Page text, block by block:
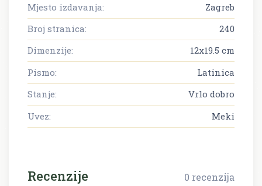
Mjesto izdavanja:
Zagreb
Broj stranica:
240
Dimenzije:
12x19.5 cm
Pismo:
Latinica
Stanje:
Vrlo dobro
Uvez:
Meki
Recenzije 0 recenzija